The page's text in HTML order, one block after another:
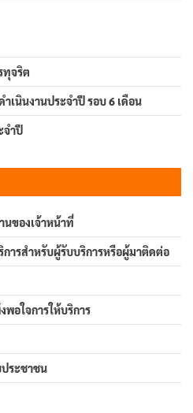
ทุจริต
เนินงานประจำปี รอบ 6 เดือน
จำปี
ของเจ้าหน้าที่
ารสำหรับผู้รับบริการหรือผู้มาติดต่อ
พอใจการให้บริการ
ระชาชน